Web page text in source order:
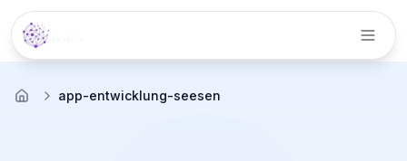
Startseiteapp-entwicklung-seesen